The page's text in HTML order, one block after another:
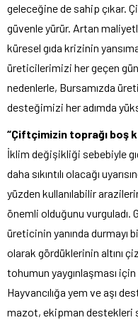
geleceğine de sahip çıkar.
güvenle yürür. Artan
küresel gıda krizinin
üreticilerimizi her geçen
nedenlerle, Bursamızda
desteğimizi her adımda
“Çiftçimizin toprağı boş
İklim değişikliği sebebiyle
daha sıkıntılı olacağı
yüzden kullanılabilir
önemli olduğunu vurguladı.
üreticinin yanında durmayı
olarak gördüklerinin altını
tohumun yaygınlaşması için
Hayvancılığa yem ve aşı
mazot, ekipman destekleri